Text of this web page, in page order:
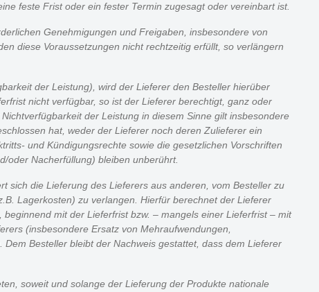
feste Frist oder ein fester Termin zugesagt oder vereinbart ist.
Genehmigungen und Freigaben, insbesondere von
diese Voraussetzungen nicht rechtzeitig erfüllt, so verlängern
der Leistung), wird der Lieferer den Besteller hierüber
nicht verfügbar, so ist der Lieferer berechtigt, ganz oder
der Leistung in diesem Sinne gilt insbesondere
hat, weder der Lieferer noch deren Zulieferer ein
und Kündigungsrechte sowie die gesetzlichen Vorschriften
oder Nacherfüllung) bleiben unberührt.
sich die Lieferung des Lieferers aus anderen, vom Besteller zu
Lagerkosten) zu verlangen. Hierfür berechnet der Lieferer
mit der Lieferfrist bzw. – mangels einer Lieferfrist – mit
(insbesondere Ersatz von Mehraufwendungen,
Besteller bleibt der Nachweis gestattet, dass dem Lieferer
soweit und solange der Lieferung der Produkte nationale